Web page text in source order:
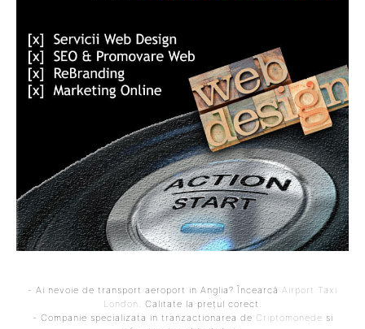
- Ai nevoie de transport aeroport in Anglia? Încearcă Airport Taxi
London
. Calitate la prețul corect.
- Companie specializata in tranzactionarea de Criptomonede si